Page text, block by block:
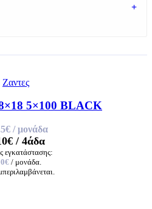
+
Ζαντες
5×100 BLACK
/ μονάδα
/ 4άδα
εγκατάστασης:
/ μονάδα.